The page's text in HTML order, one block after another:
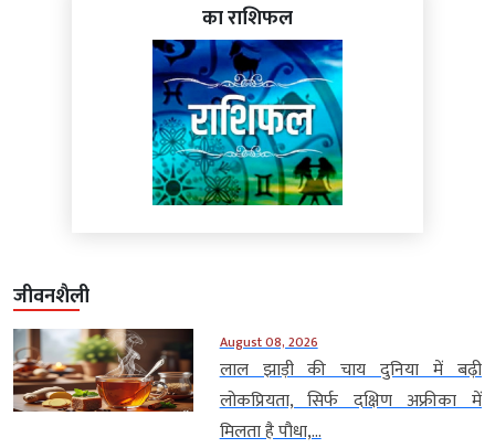
का राशिफल
जीवनशैली
August 08, 2026
लाल झाड़ी की चाय दुनिया में बढ़ी
लोकप्रियता, सिर्फ दक्षिण अफ्रीका में
मिलता है पौधा,...